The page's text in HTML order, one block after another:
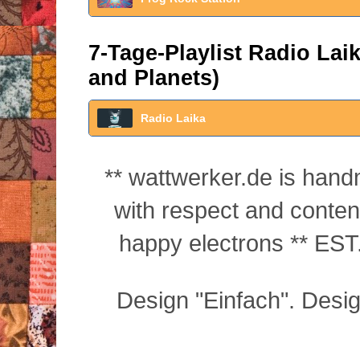
7-Tage-Playlist Radio
and Planets)
Radio Laika
** wattwerker.de is
with respect and
happy electrons **
Design "Einfach".